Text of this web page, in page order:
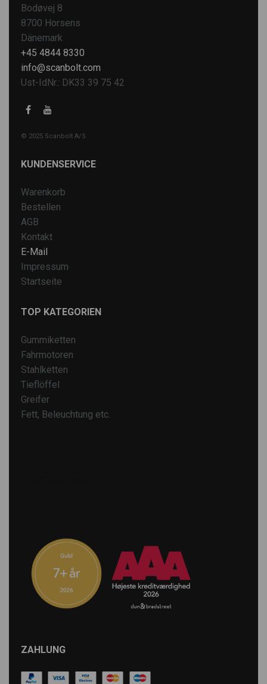
Bodøvej 8
8700 Horsens
Dänemark
+45 4844 8330
info@scanbolt.com
Ust-IdNr.: DK33 39 75 42
© 2025 Scanbolt A/S
KUNDENSERVICE
Warenkorb
Bestellen
AGB
Kontakt
E-Mail
Impressum
Startseite
TOP KATEGORIEN
Gummiketten
Fahrmotoren
Stahlketten
Tieflöffel
Greifer
Fett, Beleuchtung etc.
ZAHLUNG